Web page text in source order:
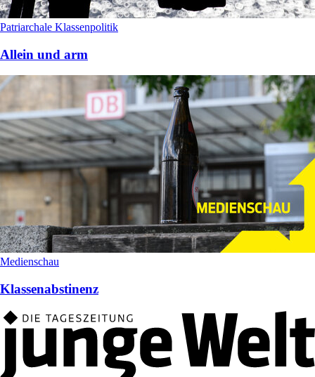
Patriarchale Klassenpolitik
Allein und arm
Medienschau
Klassenabstinenz